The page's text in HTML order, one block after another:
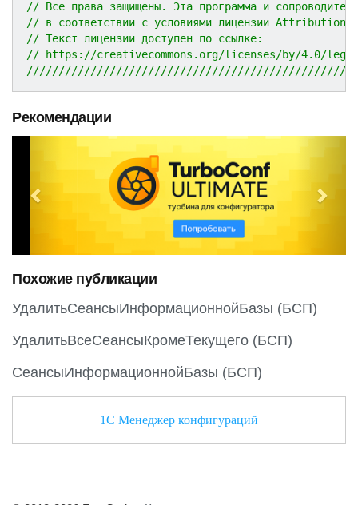
// Все права защищены. Эта программа и
// в соответствии с условиями лицензии
// Текст лицензии доступен по ссылке:
// https://creativecommons.org/licenses/by/4.0/
Рекомендации
e
o
u
s
x
Похожие публикации
УдалитьСеансыИнформационнойБазы (БСП)
УдалитьВсеСеансыКромеТекущего (БСП)
СеансыИнформационнойБазы (БСП)
1С Менеджер конфигураций